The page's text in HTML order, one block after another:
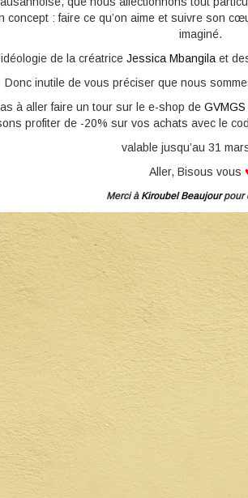
: faire ce qu’on aime et suivre son
imaginé.
de la créatrice Jessica Mbangilaet
Donc inutile de vous préciser que nous
à aller faire un tour sur le e-shop de GVMGS
profiter de -20% sur vos achats avec le
valable jusqu’au 31
Aller, Bisous vous
Merci à Kiroubel Beaujourpour